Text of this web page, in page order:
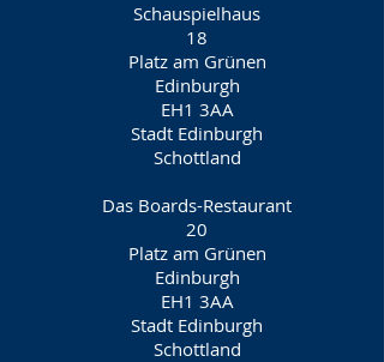
Schauspielhaus
18
Platz am Grünen
Edinburgh
EH1 3AA
Stadt Edinburgh
Schottland
Das Boards-Restaurant
20
Platz am Grünen
Edinburgh
EH1 3AA
Stadt Edinburgh
Schottland